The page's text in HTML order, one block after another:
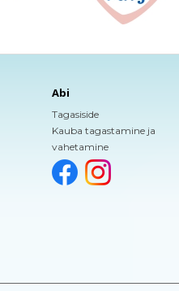
Abi
Tagasiside
Kauba tagastamine ja
vahetamine